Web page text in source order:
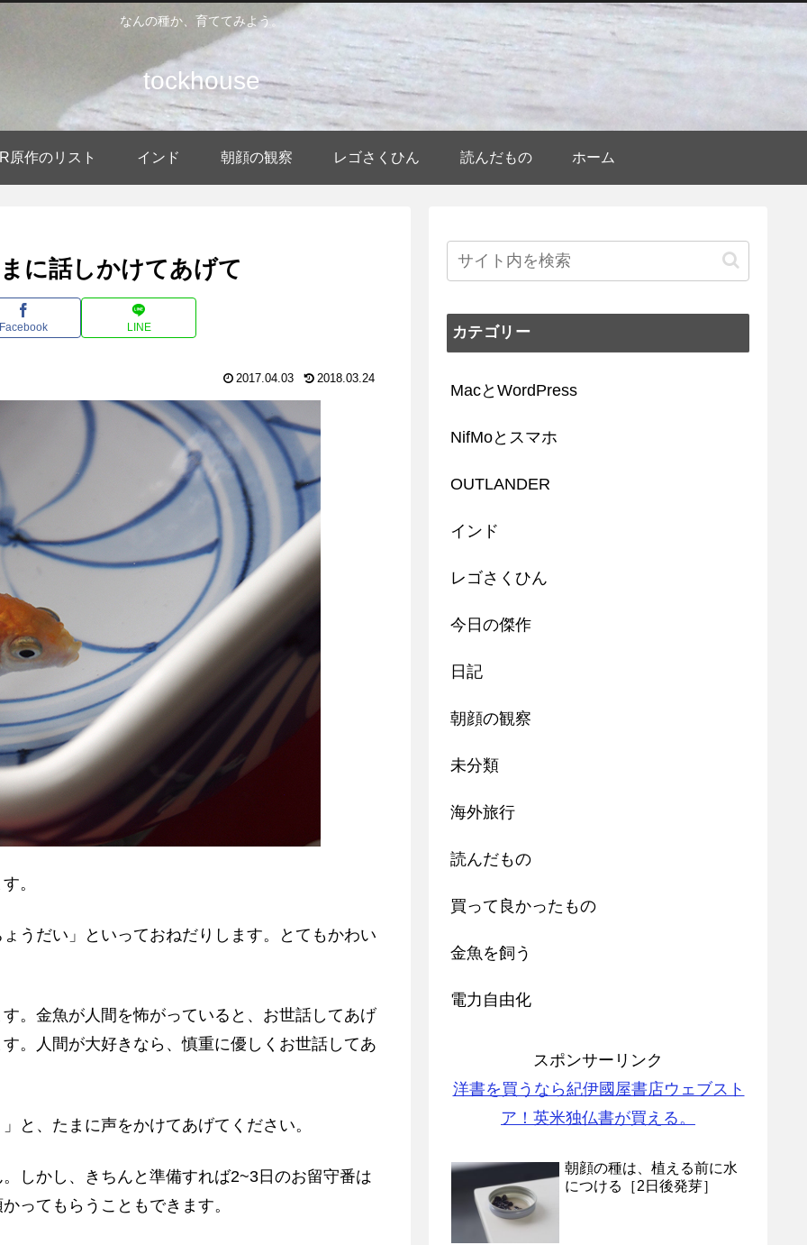
なんの種か、育ててみよう。
tockhouse
原作のリスト インド 朝顔の観察 レゴさくひん 読んだもの ホーム
に話しかけてあげて
Facebook LINE
2017.04.03 2018.03.24
。
うだい」といっておねだりします。とてもかわい
。金魚が人間を怖がっていると、お世話してあげ
。人間が大好きなら、慎重に優しくお世話してあ
と、たまに声をかけてあげてください。
しかし、きちんと準備すれば2~3日のお留守番は
ってもらうこともできます。
カテゴリー
MacとWordPress
NifMoとスマホ
OUTLANDER
インド
レゴさくひん
今日の傑作
日記
朝顔の観察
未分類
海外旅行
読んだもの
買って良かったもの
金魚を飼う
電力自由化
スポンサーリンク
洋書を買うなら紀伊國屋書店ウェブスト
ア！英米独仏書が買える。
朝顔の種は、植える前に水
につける［2日後発芽］